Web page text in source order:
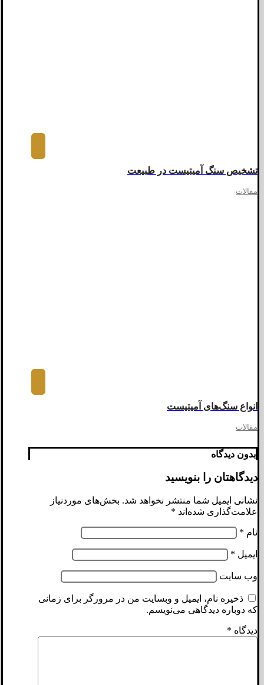
تشخیص سنگ آمیتیست در طبیعت
مقالات
انواع سنگ‌های آمیتیست
مقالات
بدون دیدگاه
دیدگاهتان را بنویسید
نشانی ایمیل شما منتشر نخواهد شد. بخش‌های موردنیاز
علامت‌گذاری شده‌اند *
نام *
ایمیل *
وب‌ سایت
ذخیره نام، ایمیل و وبسایت من در مرورگر برای زمانی
که دوباره دیدگاهی می‌نویسم.
دیدگاه *